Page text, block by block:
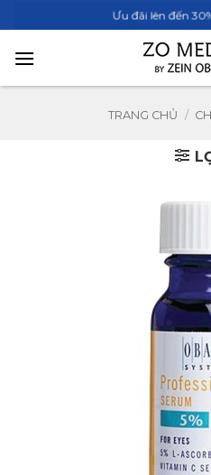
qua
nội
Ưu đãi lên đến
TRANG CHỦ /